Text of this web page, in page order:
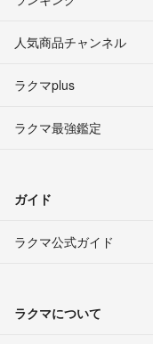
人気商品チャンネル
ラクマplus
ラクマ最強鑑定
ガイド
ラクマ公式ガイド
ラクマについて